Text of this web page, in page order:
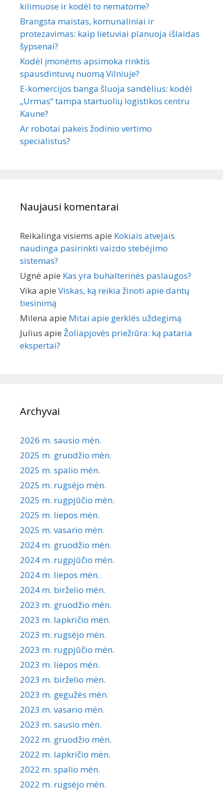
kilimuose ir kodėl to nematome?
Brangsta maistas, komunaliniai ir
protezavimas: kaip lietuviai planuoja išlaidas
šypsenai?
Kodėl įmonėms apsimoka rinktis
spausdintuvų nuomą Vilniuje?
E-komercijos banga šluoja sandėlius: kodėl
„Urmas“ tampa startuolių logistikos centru
Kaune?
Ar robotai pakeis žodinio vertimo
specialistus?
Naujausi komentarai
Reikalinga visiems apie Kokiais atvejais
naudinga pasirinkti vaizdo stebėjimo
sistemas?
Ugnė apie Kas yra buhalterinės paslaugos?
Vika apie Viskas, ką reikia žinoti apie dantų
tiesinimą
Milena apie Mitai apie gerklės uždegimą
Julius apie Žoliapjovės priežiūra: ką pataria
ekspertai?
Archyvai
2026 m. sausio mėn.
2025 m. gruodžio mėn.
2025 m. spalio mėn.
2025 m. rugsėjo mėn.
2025 m. rugpjūčio mėn.
2025 m. liepos mėn.
2025 m. vasario mėn.
2024 m. gruodžio mėn.
2024 m. rugpjūčio mėn.
2024 m. liepos mėn.
2024 m. birželio mėn.
2023 m. gruodžio mėn.
2023 m. lapkričio mėn.
2023 m. rugsėjo mėn.
2023 m. rugpjūčio mėn.
2023 m. liepos mėn.
2023 m. birželio mėn.
2023 m. gegužės mėn.
2023 m. vasario mėn.
2023 m. sausio mėn.
2022 m. gruodžio mėn.
2022 m. lapkričio mėn.
2022 m. spalio mėn.
2022 m. rugsėjo mėn.